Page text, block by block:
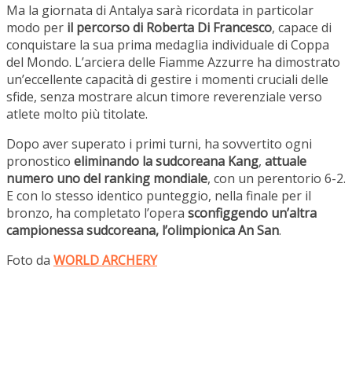
Ma la giornata di Antalya sarà ricordata in particolar
modo per il percorso di Roberta Di Francesco, capace di
conquistare la sua prima medaglia individuale di Coppa
del Mondo. L’arciera delle Fiamme Azzurre ha dimostrato
un’eccellente capacità di gestire i momenti cruciali delle
sfide, senza mostrare alcun timore reverenziale verso
atlete molto più titolate.
Dopo aver superato i primi turni, ha sovvertito ogni
pronostico eliminando la sudcoreana Kang, attuale
numero uno del ranking mondiale, con un perentorio 6-2.
E con lo stesso identico punteggio, nella finale per il
bronzo, ha completato l’opera sconfiggendo un’altra
campionessa sudcoreana, l’olimpionica An San.
Foto da WORLD ARCHERY